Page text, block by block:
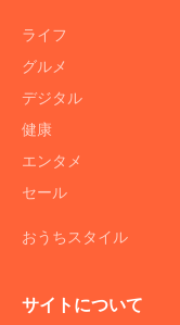
ライフ
グルメ
デジタル
健康
エンタメ
セール
おうちスタイル
サイトについて